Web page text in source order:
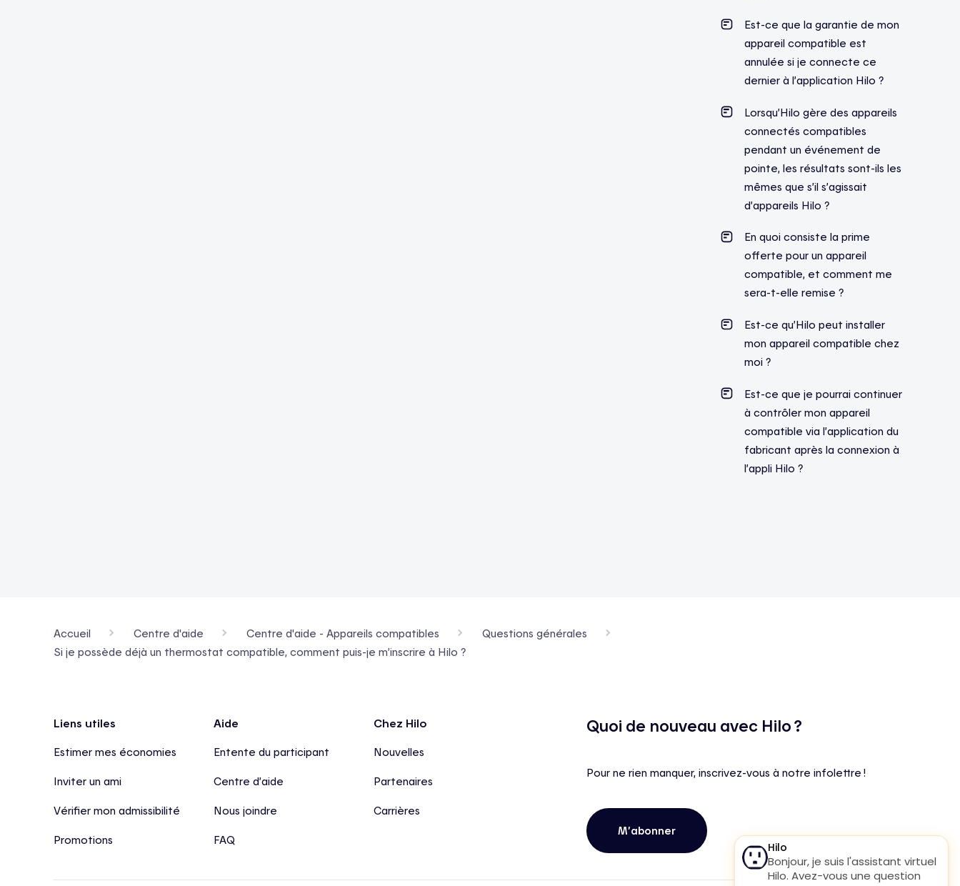
Est-ce que la garantie de mon
appareil compatible est
annulée si je connecte ce
dernier à l’application Hilo ?
Lorsqu’Hilo gère des appareils
connectés compatibles
pendant un événement de
pointe, les résultats sont-ils les
mêmes que s’il s’agissait
d’appareils Hilo ?
En quoi consiste la prime
offerte pour un appareil
compatible, et comment me
sera-t-elle remise ?
Est-ce qu’Hilo peut installer
mon appareil compatible chez
moi ?
Est-ce que je pourrai continuer
à contrôler mon appareil
compatible via l’application du
fabricant après la connexion à
l’appli Hilo ?
Accueil Centre d'aide Centre d'aide - Appareils compatibles
Questions générales
Si je possède déjà un thermostat compatible, comment puis-je m’inscrire à Hilo ?
Pied de page
Liens utiles
Estimer mes économies
Inviter un ami
Vérifier mon admissibilité
Promotions
Aide
Entente du participant
Centre d’aide
Nous joindre
FAQ
Chez Hilo
Nouvelles
Partenaires
Carrières
Quoi de nouveau avec Hilo ?
Pour ne rien manquer, inscrivez-vous à notre infolettre !
M’abonner